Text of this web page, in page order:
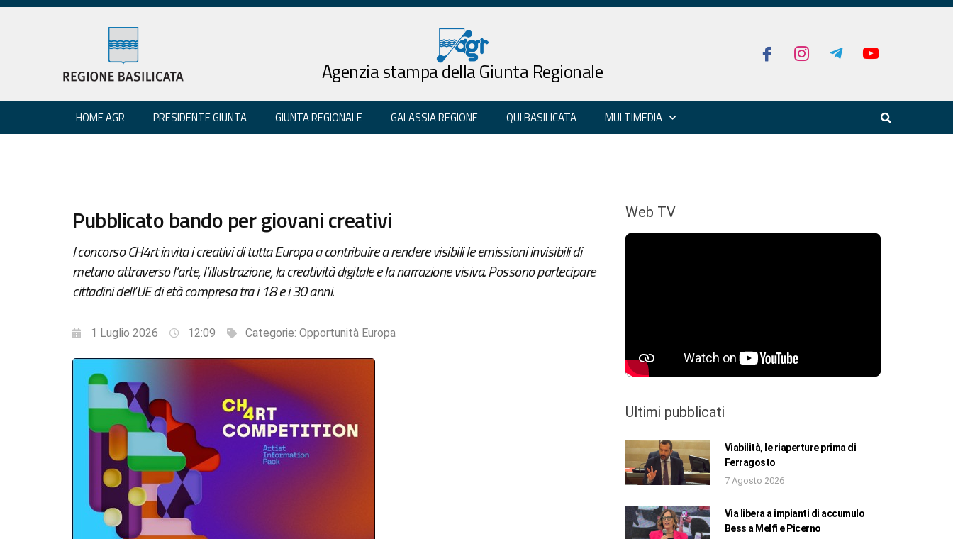
Agenzia stampa della Giunta Regionale
HOME AGR PRESIDENTE GIUNTA GIUNTA REGIONALE GALASSIA REGIONE QUI BASILICATA MULTIMEDIA
Pubblicato bando per giovani creativi
l concorso CH4rt invita i creativi di tutta Europa a contribuire a rendere visibili le emissioni invisibili di
metano attraverso l’arte, l’illustrazione, la creatività digitale e la narrazione visiva. Possono partecipare
cittadini dell’UE di età compresa tra i 18 e i 30 anni.
1 Luglio 2026 12:09 Categorie: Opportunità Europa
Web TV
Ultimi pubblicati
Viabilità, le riaperture prima di
Ferragosto
7 Agosto 2026
Via libera a impianti di accumulo
Bess a Melfi e Picerno